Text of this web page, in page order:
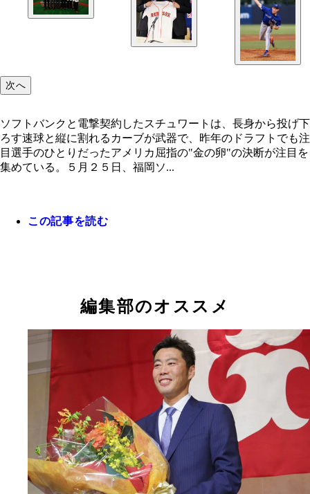
昨年のドラフトでほかの選手たちと肩を組むスチ
ト（左から２番目）。しかしブレーブスとの契約
ラフトでも注目選手のひとりだった
次へ
ソフトバンクと電撃契約したスチュワートは、長身から投げ下
ろす速球と縦に割れるカーブが武器で、昨年のドラフトでも注
目選手のひとりだったアメリカ屈指の"金の卵"の決断が注目を
集めている。５月２５日、福岡ソ...
この記事を読む
編集部のオススメ